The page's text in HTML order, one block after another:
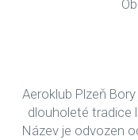
Aeroklub Plzeň
dlouholeté tradice
Název je odvozen